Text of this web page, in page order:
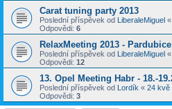
Carat tuning party 2013
Poslední příspěvek od LiberaleMiguel «
Odpovědi: 6
RelaxMeeting 2013 - Pardubice
Poslední příspěvek od LiberaleMiguel «
Odpovědi: 12
13. Opel Meeting Habr - 18.-
Poslední příspěvek od Lordík « 24 kvě
Odpovědi: 3